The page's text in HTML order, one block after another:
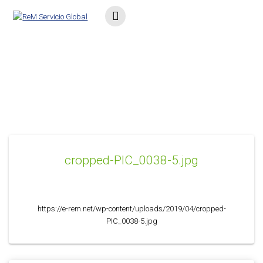
cropped-PIC_0038-5.jpg
https://e-rem.net/wp-content/uploads/2019/04/cropped-
PIC_0038-5.jpg